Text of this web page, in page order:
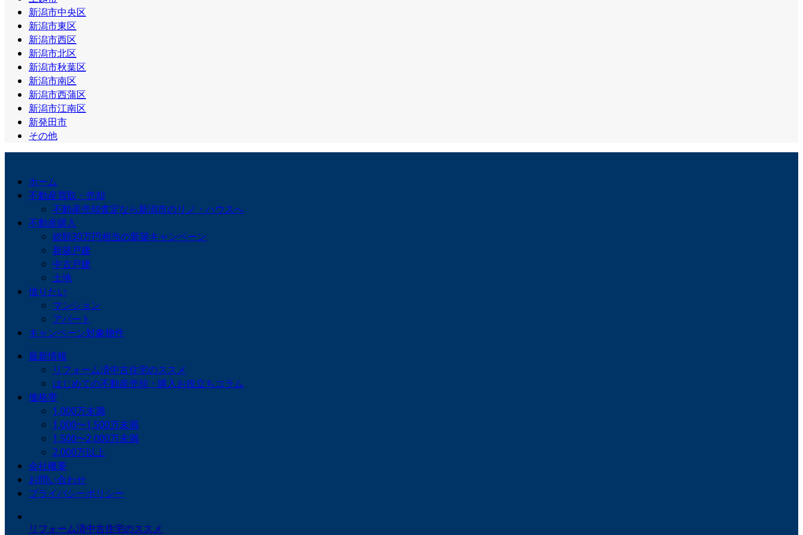
新潟市中央区
新潟市東区
新潟市西区
新潟市北区
新潟市秋葉区
新潟市南区
新潟市西蒲区
新潟市江南区
新発田市
その他
ホーム
不動産買取・売却
不動産売却査定なら新潟市のリノ・ハウスへ
不動産購入
総額30万円相当の新築キャンペーン
新築戸建
中古戸建
土地
借りたい
マンション
アパート
キャンペーン対象物件
最新情報
リフォーム済中古住宅のススメ
はじめての不動産売却・購入お役立ちコラム
価格帯
1,000万未満
1,000〜1,500万未満
1,500〜2,000万未満
2,000万以上
会社概要
お問い合わせ
プライバシーポリシー
リフォーム済中古住宅のススメ